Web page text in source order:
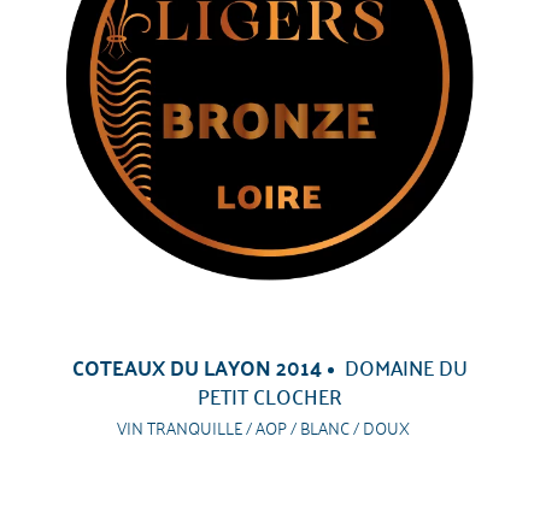
COTEAUX DU LAYON 2014 DOMAINE DU
PETIT CLOCHER
VIN TRANQUILLE / AOP / BLANC / DOUX